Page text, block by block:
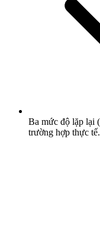
Ba mức độ lặp lại
trường hợp thực tế.